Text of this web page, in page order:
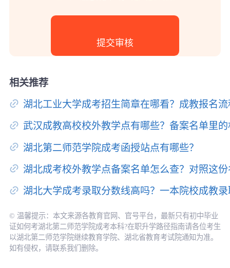
相关推荐
湖北工业大学成考招生简章在哪看？成教报名
武汉成教高校校外教学点有哪些？备案名单里
湖北第二师范学院成考函授站点有哪些？
湖北成考校外教学点备案名单怎么查？对照这
湖北大学成考录取分数线高吗？一本院校成教
© 温馨提示：本文来源各教育官网、官号平台，最新只有初中毕业
证如何考湖北第二师范学院成考本科?在职升学路径指南请各位考生
以湖北第二师范学院继续教育学院、湖北省教育考试院通知为准。
如有侵权，请联系我们删除。